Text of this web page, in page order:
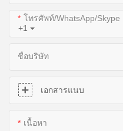
+1
โทรศัพท์/WhatsApp/Skype
ชื่อบริษัท
เอกสารแนบ
เนื้อหา